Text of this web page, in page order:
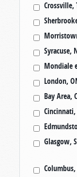
Crossville,
Syracuse,
Mondiale
London,
Bay Area,
Cincinnati,
Glasgow,
Columbus,